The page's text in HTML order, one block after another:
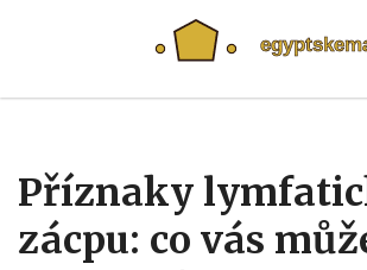
Příznaky
zácpu: co vás